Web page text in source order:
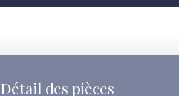
Détail des pièces